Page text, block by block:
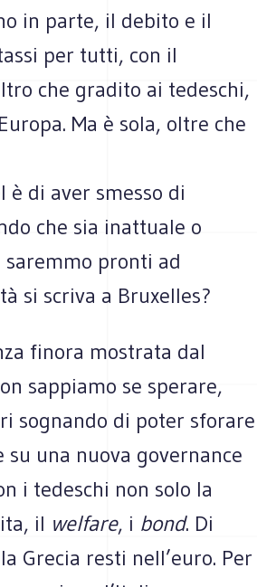
in parte, il debito e il
per tutti, con il
che gradito ai tedeschi,
Ma è sola, oltre che
è di aver smesso di
che sia inattuale o
pronti ad
si scriva a Bruxelles?
finora mostrata dal
sappiamo se sperare,
sognando di poter sforare
una nuova governance
i tedeschi non solo la
il welfare, i bond. Di
Grecia resti nell’euro. Per